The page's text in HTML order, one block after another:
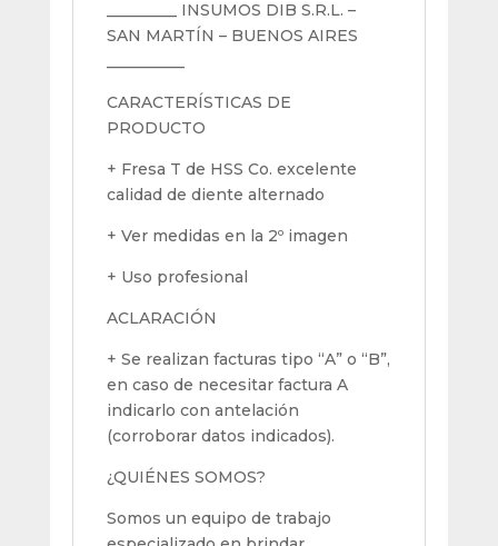
_________ INSUMOS DIB S.R.L. –
SAN MARTÍN – BUENOS AIRES
CARACTERÍSTICAS DE
PRODUCTO
+ Fresa T de HSS Co. excelente
calidad de diente alternado
+ Ver medidas en la 2º imagen
+ Uso profesional
ACLARACIÓN
+ Se realizan facturas tipo “A” o “B”,
en caso de necesitar factura A
indicarlo con antelación
(corroborar datos indicados).
¿QUIÉNES SOMOS?
Somos un equipo de trabajo